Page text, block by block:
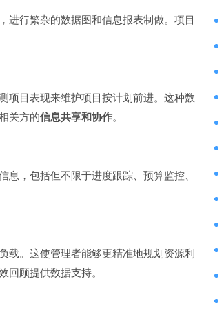
进行繁杂的数据图和信息报表制做。项目
项目表现来维护项目按计划前进。这种数
关方的信息共享和协作。
，包括但不限于进度跟踪、预算监控、
载。这使管理者能够更精准地规划资源利
顾提供数据支持。